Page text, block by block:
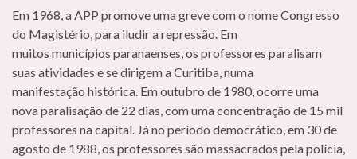
Em 1968, a APP promove uma greve com o nome Congresso
do Magistério, para iludir a repressão. Em
muitos municípios paranaenses, os professores paralisam
suas atividades e se dirigem a Curitiba, numa
manifestação histórica. Em outubro de 1980, ocorre uma
nova paralisação de 22 dias, com uma concentração de 15 mil
professores na capital. Já no período democrático, em 30 de
agosto de 1988, os professores são massacrados pela polícia,